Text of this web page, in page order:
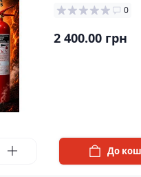
0
2 400.00 грн
До